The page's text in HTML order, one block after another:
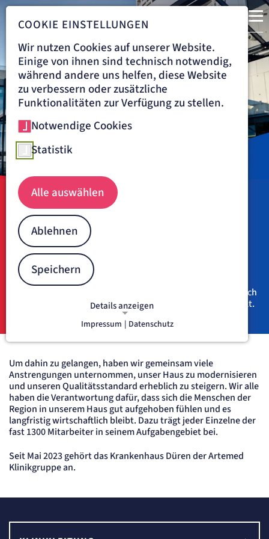
Navigationspfad
KRANKENHAUS DÜREN ÜBER UNS
Über das Krankenhaus Düren
Das Krankenhaus Düren hat eine lange Geschichte in der
medizinischen und pflegerischen Versorgung ihrer Bürger,
die bis in das Jahr 1417 zurückreicht. Die Zeiten wandeln
sich, und was als Krankenpflegeeinrichtung begann, hat sich
heute zu einem modernen Gesundheitszentrum entwickelt.
Um dahin zu gelangen, haben wir gemeinsam viele
Anstrengungen unternommen, unser Haus zu modernisieren
und unseren Qualitätsstandard erheblich zu steigern. Wir alle
haben die Verantwortung dafür, dass sich die Menschen der
Region in unserem Haus gut aufgehoben fühlen und es
langfristig wirtschaftlich bleibt. Dazu trägt jeder Einzelne der
fast 1300 Mitarbeiter in seinem Aufgabengebiet bei.
Seit Mai 2023 gehört das Krankenhaus Düren der Artemed
Klinikgruppe an.
COOKIE EINSTELLUNGEN
Wir nutzen Cookies auf unserer Website.
Einige von ihnen sind technisch notwendig,
während andere uns helfen, diese Website
zu verbessern oder zusätzliche
Funktionalitäten zur Verfügung zu stellen.
Notwendige Cookies
Statistik
Alle auswählen
Ablehnen
Speichern
Details anzeigen
NOTWENDIGE COOKIES
Notwendige Cookies ermöglichen
grundlegende Funktionen und sind für
die einwandfreie Funktion der Website
erforderlich.
etracker Sitzungs-Cookie
Name:
Anbieter:
etracker GmbH
"no" - 50 Jahre, "yes" - 480 Tage
Impressum | Datenschutz